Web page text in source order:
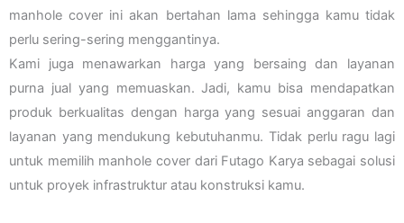
manhole cover ini akan bertahan lama sehingga kamu tidak
perlu sering-sering menggantinya.
Kami juga menawarkan harga yang bersaing dan layanan
purna jual yang memuaskan. Jadi, kamu bisa mendapatkan
produk berkualitas dengan harga yang sesuai anggaran dan
layanan yang mendukung kebutuhanmu. Tidak perlu ragu lagi
untuk memilih manhole cover dari Futago Karya sebagai solusi
untuk proyek infrastruktur atau konstruksi kamu.